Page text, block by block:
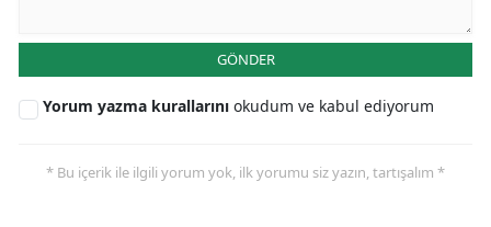
Bayburt
Karaman
Batman
GÖNDER
Yorum yazma kurallarını okudum ve kabul ediyorum
* Bu içerik ile ilgili yorum yok, ilk yorumu siz yazın, tartışalım *